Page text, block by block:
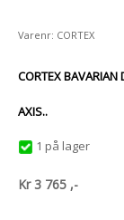
Varenr: CORTEX
CORTEX BAVARIAN
AXIS..
1 på lager
Kr3 765 ,-